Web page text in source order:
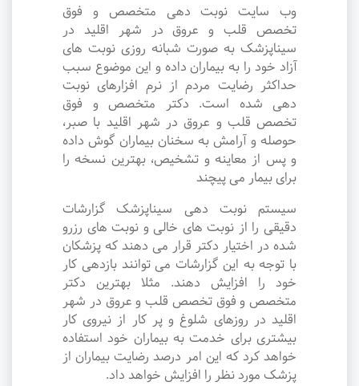
وب سایت نوبت دهی متخصص و فوق
تخصص قلب و عروق در شهر اقلید در
سیناپزشک به صورت شبانه روزی نوبت های
آزاد خود را به بیماران داده و این موضوع سبب
حداکثر رضایت مردم از نرم افزارهای نوبت
دهی شده است. دکتر متخصص و فوق
تخصص قلب و عروق در شهر اقلید با صبر،
حوصله و آرامش به سخنان بیماران گوش داده
و پس از معاینه و تشخیص، بهترین نسخه را
برای بیمار می پیچند
سیستم نوبت دهی سیناپزشک گزارشات
دقیقی را از نوبت های خالی و نوبت های رزرو
شده در اختیار دکتر قرار می دهند که پزشکان
با توجه به این گزارشات می توانند بازدهی کار
خود را افزایش دهند. مثلا بهترین دکتر
متخصص و فوق تخصص قلب و عروق در شهر
اقلید در روزهای شلوغ و پر کار از نیروی کار
بیشتری برای خدمت به بیماران خود استفاده
خواهد کرد که این امر درصد رضایت بیماران از
پزشک مورد نظر را افزایش خواهد داد.